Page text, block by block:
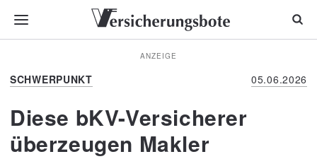
ANZEIGE
SCHWERPUNKT 05.06.2026
Diese bKV-Versicherer
überzeugen Makler